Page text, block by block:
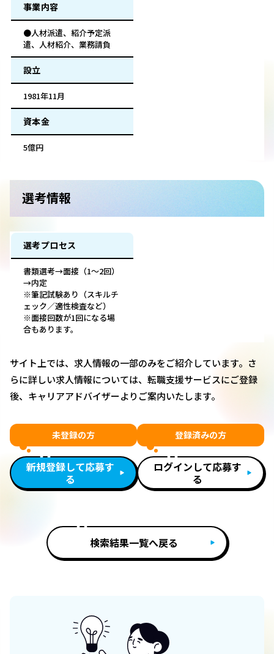
事業内容
●人材派遣、紹介予定派
遣、人材紹介、業務請負
設立
1981年11月
資本金
5億円
選考情報
選考プロセス
書類選考→面接（1～2回）
→内定
※筆記試験あり（スキルチ
ェック／適性検査など）
※面接回数が1回になる場
合もあります。
サイト上では、求人情報の一部のみをご紹介しています。さ
らに詳しい求人情報については、転職支援サービスにご登録
後、キャリアアドバイザーよりご案内いたします。
未登録の方
新規登録して応募す
る
登録済みの方
ログインして応募す
る
検索結果一覧へ戻る